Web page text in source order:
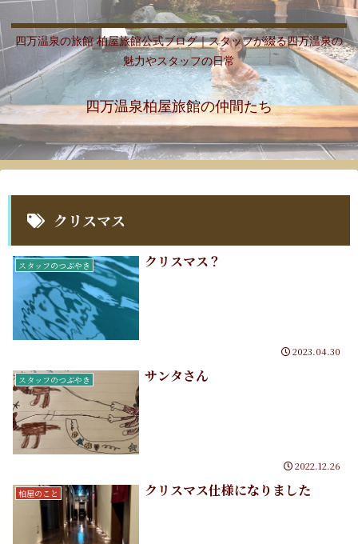
四万温泉の旅館 柏屋旅館公式ブログ｜スタッフが綴る四万温泉の
魅力やスタッフの日常
四万温泉柏屋旅館の仲間たち
クリスマス
スタッフのつぶやき クリスマス？
2023.04.30
スタッフのつぶやき サンタさん
2022.12.26
柏屋のこと クリスマス仕様になりました